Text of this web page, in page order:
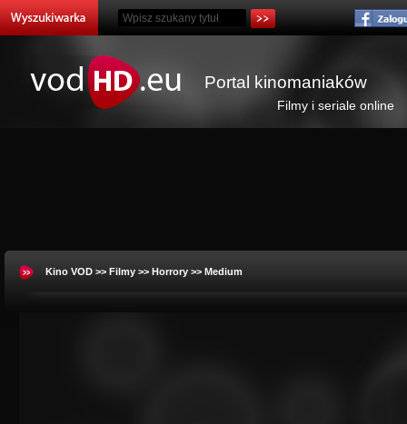
Portal kinomaniaków
Filmy i seriale online
Kino VOD >> Filmy >> Horrory >> Medium